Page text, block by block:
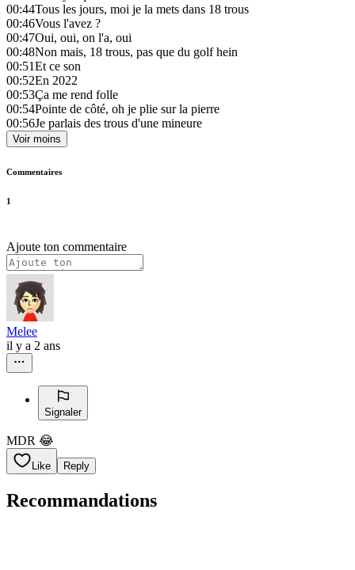
00:44Tous les jours, moi je la mets dans 18 trous
00:46Vous l'avez ?
00:47Oui, oui, on l'a, oui
00:48Non mais, 18 trous, pas que du golf hein
00:51Et ce son
00:52En 2022
00:53Ça me rend folle
00:54Pointe de côté, oh je plie sur la pierre
00:56Je parlais des trous d'une mineure
Voir moins
Commentaires
1
Ajoute ton commentaire
Melee
il y a 2 ans
Signaler
MDR 😂
Like Reply
Recommandations